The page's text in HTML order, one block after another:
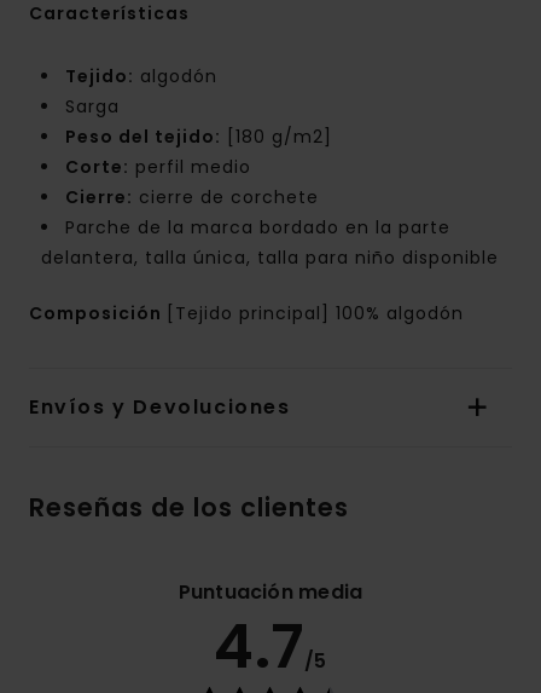
Características
Tejido: algodón
Sarga
Peso del tejido: [180 g/m2]
Corte: perfil medio
Cierre: cierre de corchete
Parche de la marca bordado en la parte
delantera, talla única, talla para niño disponible
Composición [Tejido principal] 100% algodón
Envíos y Devoluciones
Reseñas de los clientes
Puntuación media
4.7/5